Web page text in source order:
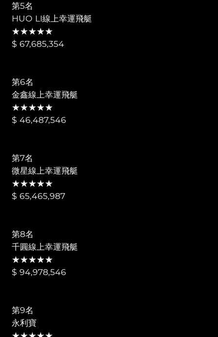
第5名
HUO LI線上幸運飛艇
★★★★★
$ 67,685,354
第6名
金鑫線上幸運飛艇
★★★★★
$ 46,487,546
第7名
微星線上幸運飛艇
★★★★★
$ 65,465,987
第8名
千圓線上幸運飛艇
★★★★★
$ 94,978,546
第9名
永利寶